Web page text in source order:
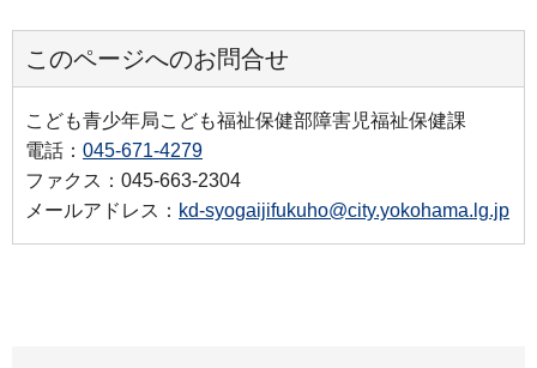
このページへのお問合せ
こども青少年局こども福祉保健部障害児福祉保健課
電話： 045-671-4279
ファクス：045-663-2304
メールアドレス： kd-syogaijifukuho@city.yokohama.lg.jp